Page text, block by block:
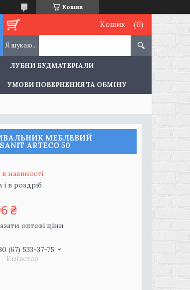
Кошик
Кошик
ЛУБНИ БУДМАТЕРІАЛИ
УМОВИ ПОВЕРНЕННЯ ТА ОБМІНУ
МЕБЛЕВИЙ
ARTECO 50
наявності
в роздріб
₴
оптові ціни
(67) 533-37-75
Київстар